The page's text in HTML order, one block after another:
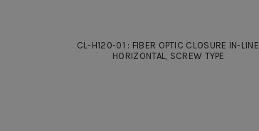
CL-H120-01 : FIBER OPTIC CLOSURE IN-LINE,
HORIZONTAL, SCREW TYPE